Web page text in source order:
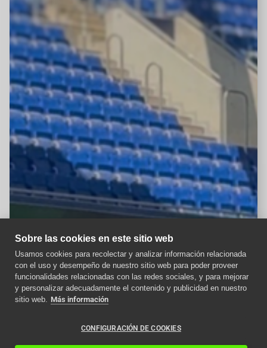
Sobre las cookies en este sitio web
Usamos cookies para recolectar y analizar información relacionada
con el uso y desempeño de nuestro sitio web para poder proveer
funcionalidades relacionadas con las redes sociales, y para mejorar
y personalizar adecuadamente el contenido y publicidad en nuestro
sitio web. Más información
CONFIGURACIÓN DE COOKIES
Aviso importante
Como afecta la nueva
ascensores en 2024